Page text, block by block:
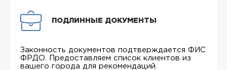
ПОДЛИННЫЕ ДОКУМЕНТЫ
Законность документов подтверждается ФИС
ФРДО. Предоставляем список клиентов из
вашего города для рекомендаций.